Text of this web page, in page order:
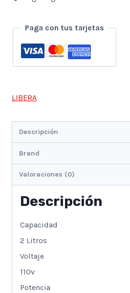
cantidad
Paga con tus tarjetas
LIBERA
Descripción
Brand
Valoraciones (0)
Descripción
Capacidad
2 Litros
Voltaje
110v
Potencia